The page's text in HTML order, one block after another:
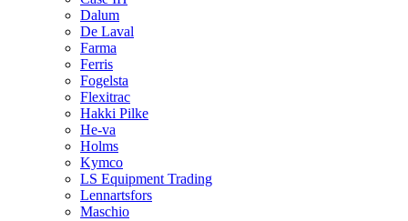
Dalum
De Laval
Farma
Ferris
Fogelsta
Flexitrac
Hakki Pilke
He-va
Holms
Kymco
LS Equipment Trading
Lennartsfors
Maschio